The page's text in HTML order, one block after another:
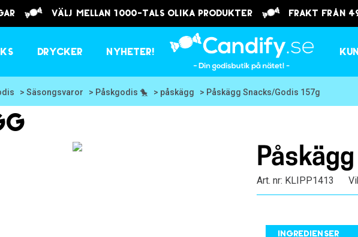
välj mellan 1000-tals olika produkter frakt från
Drycker Nyheter!
> Säsongsvaror > Påskgodis 🐤 > påskägg > Påskägg Snacks/Godis 157g
Art. nr: KLIPP1413
Ingredienser